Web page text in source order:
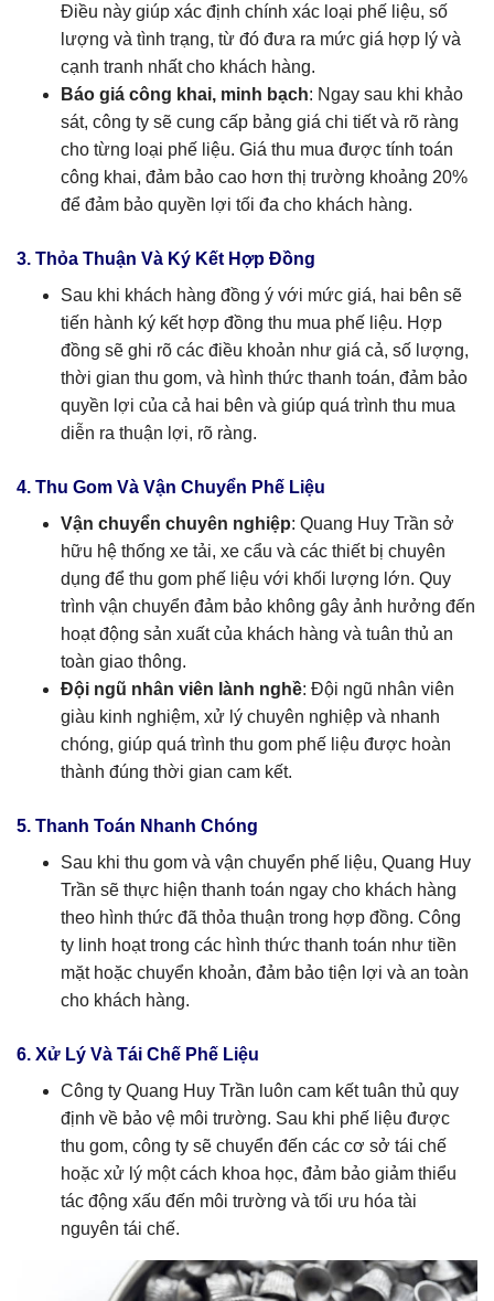
Điều này giúp xác định chính xác loại phế liệu, số
lượng và tình trạng, từ đó đưa ra mức giá hợp lý và
cạnh tranh nhất cho khách hàng.
Báo giá công khai, minh bạch: Ngay sau khi khảo
sát, công ty sẽ cung cấp bảng giá chi tiết và rõ ràng
cho từng loại phế liệu. Giá thu mua được tính toán
công khai, đảm bảo cao hơn thị trường khoảng 20%
để đảm bảo quyền lợi tối đa cho khách hàng.
3. Thỏa Thuận Và Ký Kết Hợp Đồng
Sau khi khách hàng đồng ý với mức giá, hai bên sẽ
tiến hành ký kết hợp đồng thu mua phế liệu. Hợp
đồng sẽ ghi rõ các điều khoản như giá cả, số lượng,
thời gian thu gom, và hình thức thanh toán, đảm bảo
quyền lợi của cả hai bên và giúp quá trình thu mua
diễn ra thuận lợi, rõ ràng.
4. Thu Gom Và Vận Chuyển Phế Liệu
Vận chuyển chuyên nghiệp: Quang Huy Trần sở
hữu hệ thống xe tải, xe cẩu và các thiết bị chuyên
dụng để thu gom phế liệu với khối lượng lớn. Quy
trình vận chuyển đảm bảo không gây ảnh hưởng đến
hoạt động sản xuất của khách hàng và tuân thủ an
toàn giao thông.
Đội ngũ nhân viên lành nghề: Đội ngũ nhân viên
giàu kinh nghiệm, xử lý chuyên nghiệp và nhanh
chóng, giúp quá trình thu gom phế liệu được hoàn
thành đúng thời gian cam kết.
5. Thanh Toán Nhanh Chóng
Sau khi thu gom và vận chuyển phế liệu, Quang Huy
Trần sẽ thực hiện thanh toán ngay cho khách hàng
theo hình thức đã thỏa thuận trong hợp đồng. Công
ty linh hoạt trong các hình thức thanh toán như tiền
mặt hoặc chuyển khoản, đảm bảo tiện lợi và an toàn
cho khách hàng.
6. Xử Lý Và Tái Chế Phế Liệu
Công ty Quang Huy Trần luôn cam kết tuân thủ quy
định về bảo vệ môi trường. Sau khi phế liệu được
thu gom, công ty sẽ chuyển đến các cơ sở tái chế
hoặc xử lý một cách khoa học, đảm bảo giảm thiểu
tác động xấu đến môi trường và tối ưu hóa tài
nguyên tái chế.